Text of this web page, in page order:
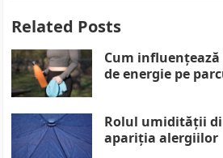
Related Posts
Cum
de energie pe
Rolul umidității
apariția alergiilor